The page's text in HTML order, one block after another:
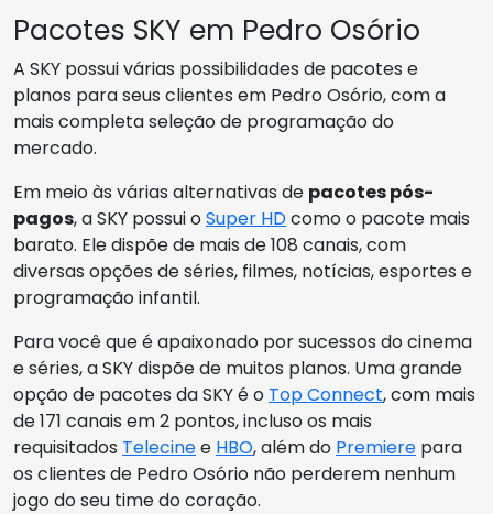
Pacotes SKY em Pedro Osório
A SKY possui várias possibilidades de pacotes e
planos para seus clientes em Pedro Osório, com a
mais completa seleção de programação do
mercado.
Em meio às várias alternativas de pacotes pós-
pagos, a SKY possui oSuper HDcomo o pacote mais
barato. Ele dispõe de mais de 108 canais, com
diversas opções de séries, filmes, notícias, esportes e
programação infantil.
Para você que é apaixonado por sucessos do cinema
e séries, a SKY dispõe de muitos planos. Uma grande
opção de pacotes da SKY é o Top Connect, com mais
de 171 canais em 2 pontos, incluso os mais
requisitados Telecinee HBO, além do Premiere para
os clientes de Pedro Osório não perderem nenhum
jogo do seu time do coração.